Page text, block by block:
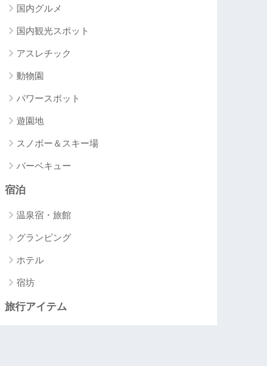
国内グルメ
国内観光スポット
アスレチック
動物園
パワースポット
遊園地
スノボー＆スキー場
バーベキュー
宿泊
温泉宿・旅館
グランピング
ホテル
宿坊
旅行アイテム